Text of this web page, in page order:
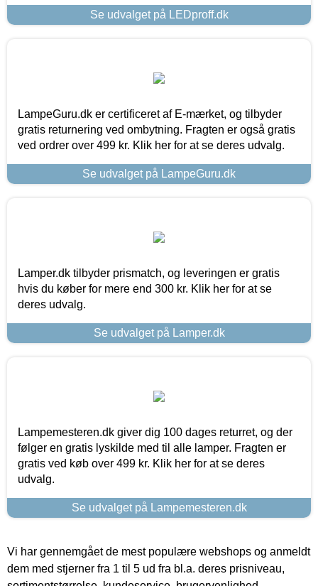
Se udvalget på LEDproff.dk
LampeGuru.dk er certificeret af E-mærket, og tilbyder
gratis returnering ved ombytning. Fragten er også gratis
ved ordrer over 499 kr. Klik her for at se deres udvalg.
Se udvalget på LampeGuru.dk
Lamper.dk tilbyder prismatch, og leveringen er gratis
hvis du køber for mere end 300 kr. Klik her for at se
deres udvalg.
Se udvalget på Lamper.dk
Lampemesteren.dk giver dig 100 dages returret, og der
følger en gratis lyskilde med til alle lamper. Fragten er
gratis ved køb over 499 kr. Klik her for at se deres
udvalg.
Se udvalget på Lampemesteren.dk
Vi har gennemgået de mest populære webshops og anmeldt
dem med stjerner fra 1 til 5 ud fra bl.a. deres prisniveau,